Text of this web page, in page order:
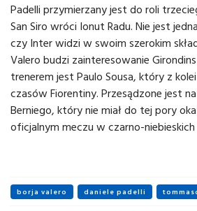
Padelli przymierzany jest do roli
San Siro wróci Ionut Radu. Nie jest
czy Inter widzi w swoim szerokim
Valero budzi zainteresowanie
trenerem jest Paulo Sousa, który z
czasów Fiorentiny. Przesądzone jest
Berniego, który nie miał do tej pory
oficjalnym meczu w czarno-
borja valero daniele padelli